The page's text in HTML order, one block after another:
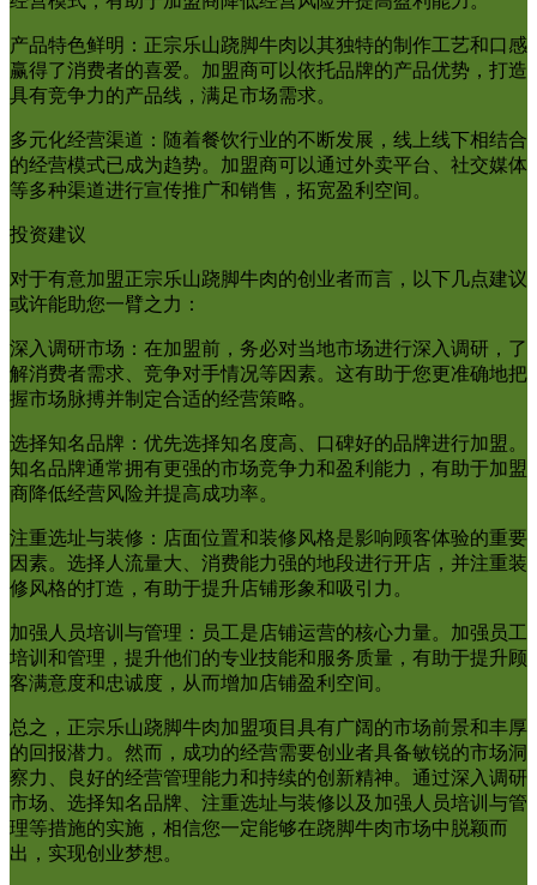
产品特色鲜明：正宗乐山跷脚牛肉以其独特的制作工艺和口感
赢得了消费者的喜爱。加盟商可以依托品牌的产品优势，打造
具有竞争力的产品线，满足市场需求。
多元化经营渠道：随着餐饮行业的不断发展，线上线下相结合
的经营模式已成为趋势。加盟商可以通过外卖平台、社交媒体
等多种渠道进行宣传推广和销售，拓宽盈利空间。
投资建议
对于有意加盟正宗乐山跷脚牛肉的创业者而言，以下几点建议
或许能助您一臂之力：
深入调研市场：在加盟前，务必对当地市场进行深入调研，了
解消费者需求、竞争对手情况等因素。这有助于您更准确地把
握市场脉搏并制定合适的经营策略。
选择知名品牌：优先选择知名度高、口碑好的品牌进行加盟。
知名品牌通常拥有更强的市场竞争力和盈利能力，有助于加盟
商降低经营风险并提高成功率。
注重选址与装修：店面位置和装修风格是影响顾客体验的重要
因素。选择人流量大、消费能力强的地段进行开店，并注重装
修风格的打造，有助于提升店铺形象和吸引力。
加强人员培训与管理：员工是店铺运营的核心力量。加强员工
培训和管理，提升他们的专业技能和服务质量，有助于提升顾
客满意度和忠诚度，从而增加店铺盈利空间。
总之，正宗乐山跷脚牛肉加盟项目具有广阔的市场前景和丰厚
的回报潜力。然而，成功的经营需要创业者具备敏锐的市场洞
察力、良好的经营管理能力和持续的创新精神。通过深入调研
市场、选择知名品牌、注重选址与装修以及加强人员培训与管
理等措施的实施，相信您一定能够在跷脚牛肉市场中脱颖而
出，实现创业梦想。